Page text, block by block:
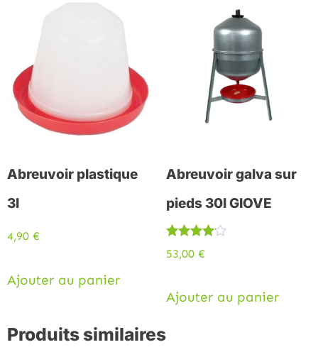
Abreuvoir plastique
3l
4,90 €
Ajouter au panier
Abreuvoir galva sur
pieds 30l GIOVE
Note
4.00
53,00 €
Ajouter au panier
Produits similaires